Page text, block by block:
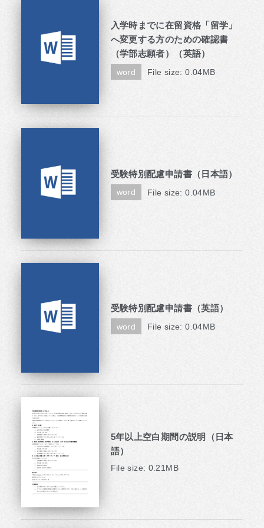
入学時までに在留資格「留学」
へ変更する方のための確認書
（学部志願者）（英語）
word File size: 0.04MB
受験特別配慮申請書（日本語）
word File size: 0.04MB
受験特別配慮申請書（英語）
word File size: 0.04MB
5年以上空白期間の説明（日本
語）
File size: 0.21MB